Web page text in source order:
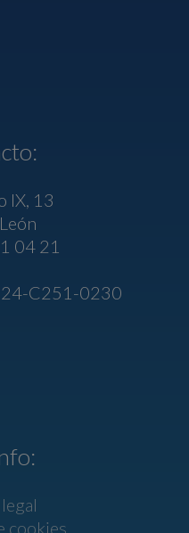
IX, 13
04 21
24-C251-0230
cookies